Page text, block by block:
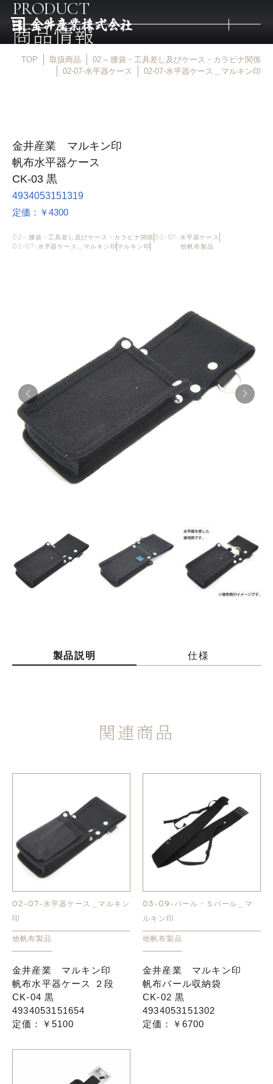
取扱メーカー
金井産業の強み
お問い合わせはこちら
PRODUCT
商品情報
TOP 取扱商品
02 – 腰袋・工具差し及びケース・カラビナ関係
02-07-水平器ケース
02-07-水平器ケース＿マルキン印
金井産業 マルキン印
帆布水平器ケース
CK-03 黒
4934053151319
定価：￥4300
02 – 腰袋・工具差し及びケース・カラビナ関係 02-07-水平器ケース
02-07-水平器ケース＿マルキン印 マルキン印 他帆布製品
製品説明 仕様
関連商品
02-07-水平器ケース＿マルキン
印
他帆布製品
金井産業 マルキン印
帆布水平器ケース ２段
CK-04 黒
4934053151654
定価：￥5100
03-09-バール・Ｓバール＿マ
ルキン印
他帆布製品
金井産業 マルキン印
帆布バール収納袋
CK-02 黒
4934053151302
定価：￥6700